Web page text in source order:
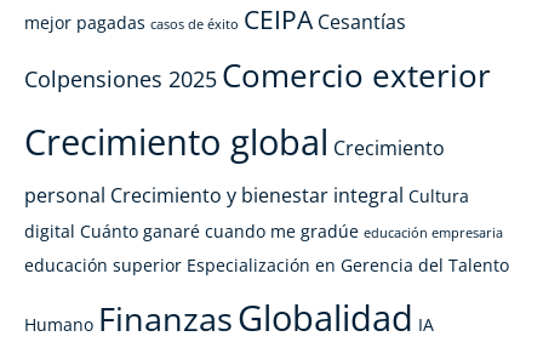
mejor pagadas casos de éxito CEIPA Cesantías
Colpensiones 2025 Comercio exterior
Crecimiento global Crecimiento
personal Crecimiento y bienestar integral Cultura
digital Cuánto ganaré cuando me gradúe educación empresaria
educación superior Especialización en Gerencia del Talento
Humano FinanzasGlobalidad IA